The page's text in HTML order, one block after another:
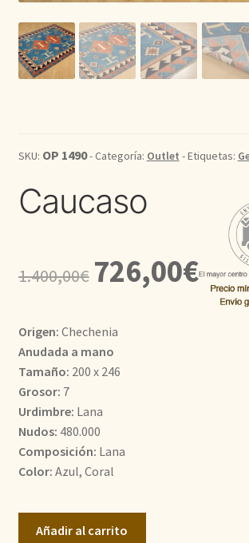
Kilim
Redondas
Seda
Pasillo
SKU: OP 1490- Categoría: Outlet - Etiquetas:
Caucaso
1.400,00€
El
precio
era:
1.400,00€.
726,00€El
precio
Origen: Chechenia
Anudada a mano
Tamaño: 200 x 246
Grosor: 7
Urdimbre: Lana
Nudos: 480.000
Composición: Lana
Color: Azul, Coral
Añadir al carrito